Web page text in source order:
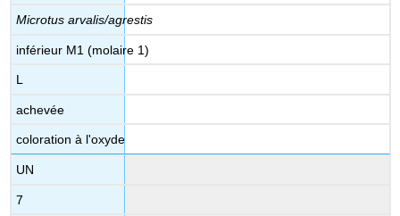
Microtus arvalis/agrestis
inférieur M1 (molaire 1)
L
achevée
coloration à l'oxyde
UN
7